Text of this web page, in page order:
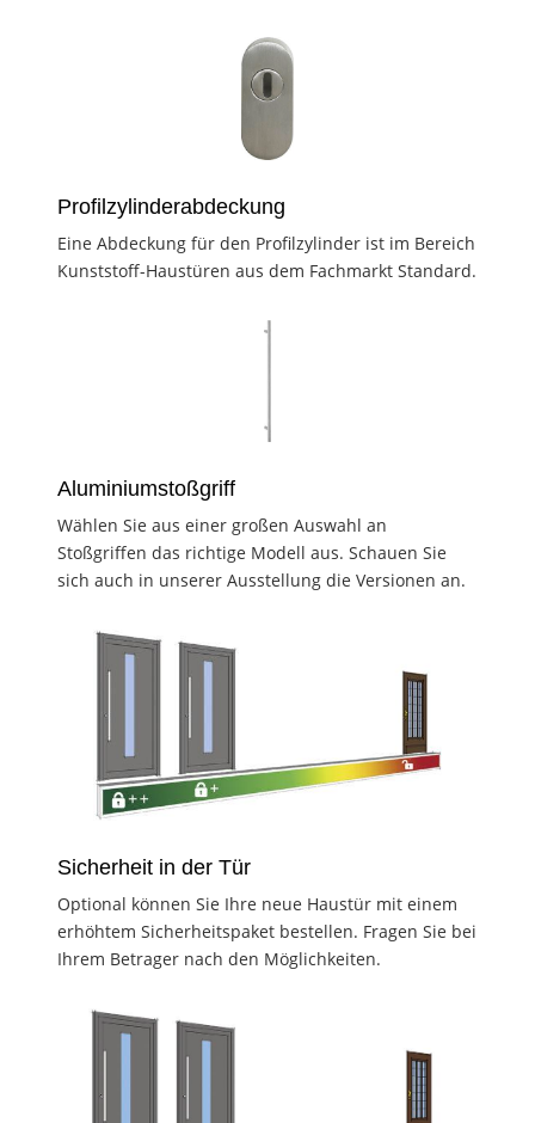
Profilzylinderabdeckung
Eine Abdeckung für den Profilzylinder ist im Bereich
Kunststoff-Haustüren aus dem Fachmarkt Standard.
Aluminiumstoßgriff
Wählen Sie aus einer großen Auswahl an
Stoßgriffen das richtige Modell aus. Schauen Sie
sich auch in unserer Ausstellung die Versionen an.
Sicherheit in der Tür
Optional können Sie Ihre neue Haustür mit einem
erhöhtem Sicherheitspaket bestellen. Fragen Sie bei
Ihrem Betrager nach den Möglichkeiten.